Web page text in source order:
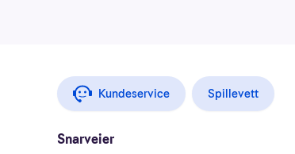
Kundeservice Spillevett
Snarveier